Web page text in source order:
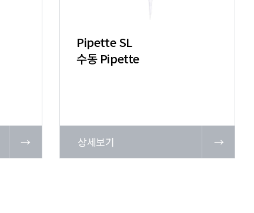
→
Pipette SL
수동 Pipette
상세보기 →